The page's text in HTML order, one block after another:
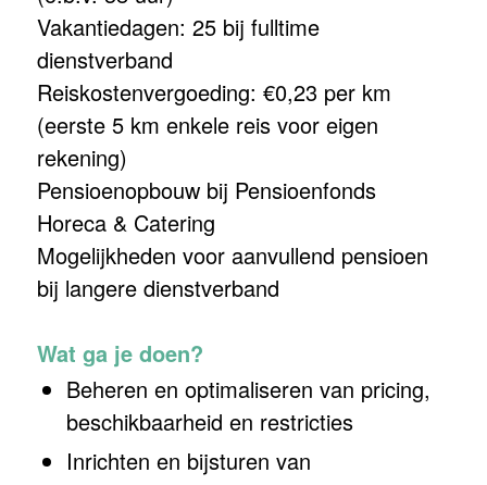
Vakantiedagen: 25 bij fulltime
dienstverband
Reiskostenvergoeding: €0,23 per km
(eerste 5 km enkele reis voor eigen
rekening)
Pensioenopbouw bij Pensioenfonds
Horeca & Catering
Mogelijkheden voor aanvullend pensioen
bij langere dienstverband
Wat ga je doen?
Beheren en optimaliseren van pricing,
beschikbaarheid en restricties
Inrichten en bijsturen van